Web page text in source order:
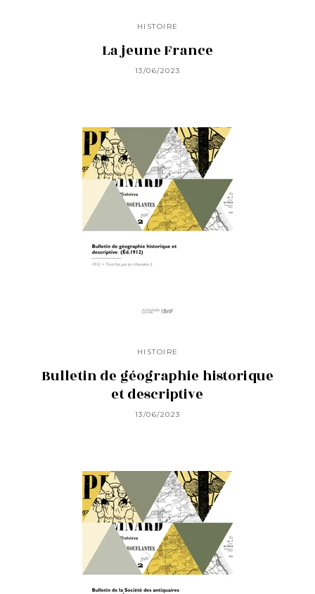
HISTOIRE
La jeune France
13/06/2023
HISTOIRE
Bulletin de géographie historique
et descriptive
13/06/2023